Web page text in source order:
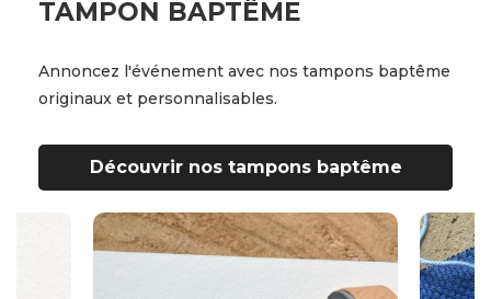
TAMPON BAPTÊME
Annoncez l'événement avec nos tampons baptême
originaux et personnalisables.
Découvrir nos tampons baptême